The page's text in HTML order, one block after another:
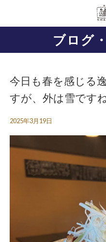
ブログ
今日も春を感じる
すが、外は雪です
2025年3月19日